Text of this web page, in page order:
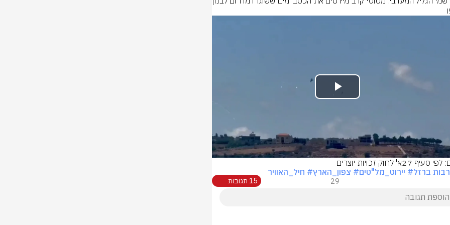
Play
Video
27א' לחוק זכויות יוצרים
ברזל# יירוט_מל"טים# צפון_הארץ# חיל_האוויר
29 15 תגובות